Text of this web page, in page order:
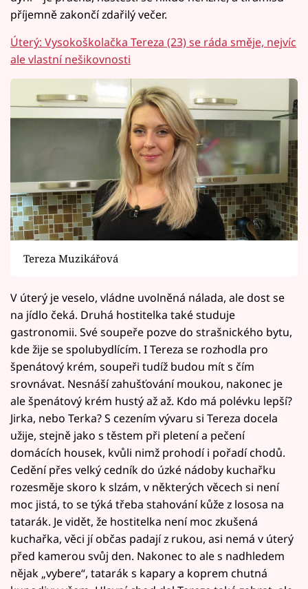
příjemně zakončí zdařilý večer.
Úterý: Vysokoškolačka Tereza (23) se ráda směje, nejvíc
ale vlastní nešikovnosti
Tereza Muzikářová
V úterý je veselo, vládne uvolněná nálada, ale dost se
na jídlo čeká. Druhá hostitelka také studuje
gastronomii. Své soupeře pozve do strašnického bytu,
kde žije se spolubydlícím. I Tereza se rozhodla pro
špenátový krém, soupeři tudíž budou mít s čím
srovnávat. Nesnáší zahušťování moukou, nakonec je
ale špenátový krém hustý až až. Kdo má polévku lepší?
Jirka, nebo Terka? S cezením vývaru si Tereza docela
užije, stejně jako s těstem při pletení a pečení
domácích housek, kvůli nimž prohodí i pořadí chodů.
Cedění přes velký cedník do úzké nádoby kuchařku
rozesměje skoro k slzám, v některých věcech si není
moc jistá, to se týká třeba stahování kůže z lososa na
tatarák. Je vidět, že hostitelka není moc zkušená
kuchařka, věci jí občas padají z rukou, asi nemá v úterý
před kamerou svůj den. Nakonec to ale s nadhledem
nějak „vybere“, tatarák s kapary a koprem chutná